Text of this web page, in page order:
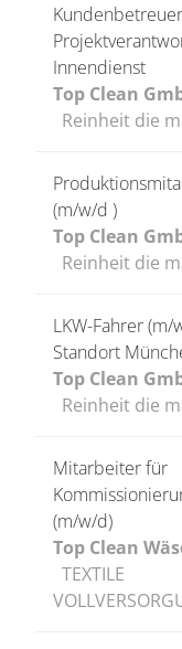
Innendienst
Top Clean
Reinheit die
(m/w/d )
Top Clean
Reinheit die
LKW-Fahrer (m/
Standort
Top Clean
Reinheit die
Mitarbeiter für
(m/w/d)
Top Clean
TEXTILE